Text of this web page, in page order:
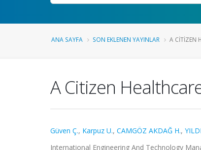
ANA SAYFA SON EKLENEN YAYINLAR A CITIZEN
A Citizen
Güven Ç., Karpuz U., CAMGÖZ AKDAĞ H.,
International Engineering And Technology